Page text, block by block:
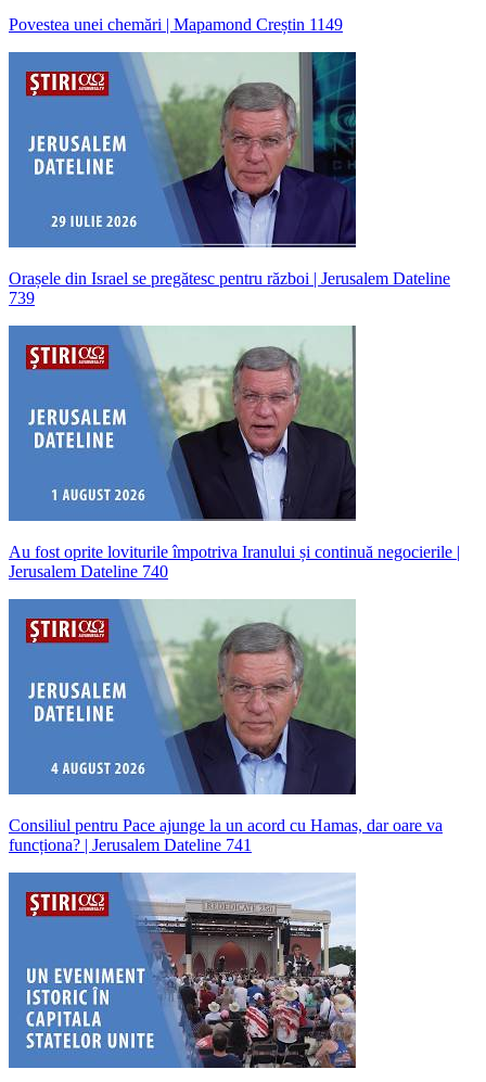
Povestea unei chemări | Mapamond Creștin 1149
Orașele din Israel se pregătesc pentru război | Jerusalem Dateline
739
Au fost oprite loviturile împotriva Iranului și continuă negocierile |
Jerusalem Dateline 740
Consiliul pentru Pace ajunge la un acord cu Hamas, dar oare va
funcționa? | Jerusalem Dateline 741